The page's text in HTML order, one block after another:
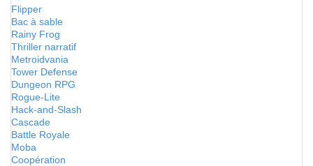
Flipper
Bac à sable
Rainy Frog
Thriller narratif
Metroidvania
Tower Defense
Dungeon RPG
Rogue-Lite
Hack-and-Slash
Cascade
Battle Royale
Moba
Coopération